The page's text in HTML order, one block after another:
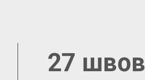
27 швов